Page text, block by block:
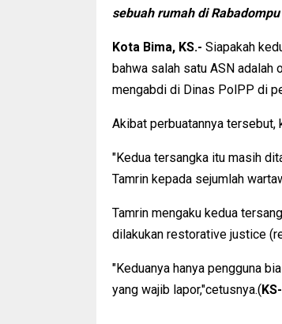
sebuah rumah di
Kota Bima, KS.- Siapakah
bahwa salah satu ASN adalah
mengabdi di Dinas PolPP di
Akibat perbuatannya tersebut,
"Kedua tersangka itu masih
Tamrin kepada sejumlah
Tamrin mengaku kedua
dilakukan restorative justice
"Keduanya hanya pengguna
yang wajib lapor,"cetusnya.(